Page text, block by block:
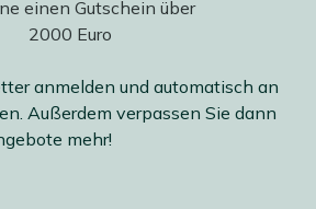
anmelden und automatisch an
Außerdem verpassen Sie dann
mehr!